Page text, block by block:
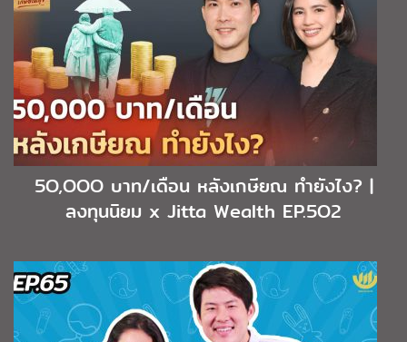
5O,OOO บาท/เดือน หลังเกษียณ ทำยังไง? |
ลงทุนนิยม x Jitta Wealth EP.5O2